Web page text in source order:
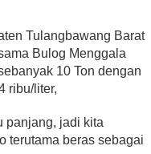
Tulangbawang Barat
Bulog Menggala
10 Ton dengan
ribu/liter,
panjang, jadi kita
terutama beras sebagai